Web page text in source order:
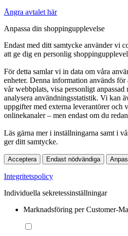
Ångra avtalet här
Anpassa din shoppingupplevelse
Endast med ditt samtycke använder vi
att ge dig en personlig
För detta samlar vi in data om våra
enheter. Denna information används
vår webbplats, visa personligt
analysera användningsstatistik. Vi kan
uppgifter med externa leverantörer och
onlinekanaler – men endast om du
Läs gärna mer i inställningarna samt i
ger ditt samtycke.
Acceptera Endast nödvändiga
Integritetspolicy
Individuella sekretessinställningar
Marknadsföring per Customer-